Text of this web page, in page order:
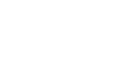
ecosistema.